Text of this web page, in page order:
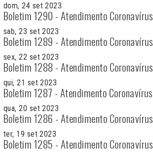
dom, 24 set 2023
Boletim 1290 - Atendimento Coronavírus
sab, 23 set 2023
Boletim 1289 - Atendimento Coronavírus
sex, 22 set 2023
Boletim 1288 - Atendimento Coronavírus
qui, 21 set 2023
Boletim 1287 - Atendimento Coronavírus
qua, 20 set 2023
Boletim 1286 - Atendimento Coronavírus
ter, 19 set 2023
Boletim 1285 - Atendimento Coronavírus